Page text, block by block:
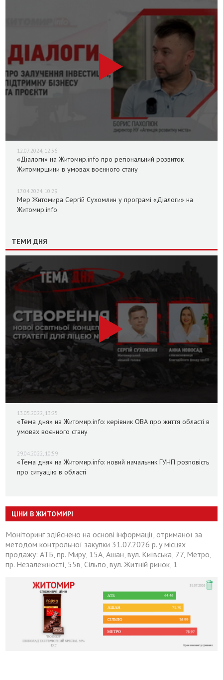
12.07.2024, 12:36
«Діалоги» на Житомир.info про регіональний розвиток
Житомирщини в умовах воєнного стану
17.04.2024, 10:29
Мер Житомира Сергій Сухомлин у програмі «Діалоги» на
Житомир.info
ТЕМИ ДНЯ
13.05.2022, 13:25
«Тема дня» на Житомир.info: керівник ОВА про життя області в
умовах воєнного стану
29.04.2022, 10:59
«Тема дня» на Житомир.info: новий начальник ГУНП розповість
про ситуацію в області
ЦІНИ В ЖИТОМИРІ
Моніторинг здійснено на основі інформації, отриманої за
методом контрольної закупки 31.07.2026 р. у місцях
продажу: АТБ, пр. Миру, 15А, Ашан, вул. Київська, 77, Метро,
пр. Незалежності, 55в, Сільпо, вул. Житній ринок, 1